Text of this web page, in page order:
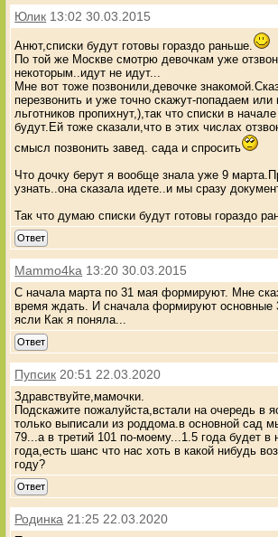
Юлик 13:02 30.03.2015
Анют,списки будут готовы гораздо раньше.
По той же Москве смотрю девочкам уже
некоторым..идут не идут...
Мне вот тоже позвонили,девочке
перезвонить и уже точно скажут-попадаем или
льготников пропихнут,),так что списки в
будут.Ей тоже сказали,что в этих числах
смысл позвонить завед. сада и спросить
Что дочку берут я вообще знала уже 9
узнать..она сказала идете..и мы сразу
Так что думаю списки будут готовы гораздо
Ответ
Mammo4ka 13:20 30.03.2015
С начала марта по 31 мая формируют. Мне
время ждать. И сначала формируют основные
ясли Как я поняла...
Ответ
Пупсик 20:51 22.03.2020
Здравствуйте,мамочки.
Подскажите пожалуйста,встали на очередь в
только выписали из роддома.в основной сад
79...а в третий 101 по-моему...1.5 года будет в
года,есть шанс что нас хоть в какой нибудь
году?
Ответ
Родинка 21:25 22.03.2020